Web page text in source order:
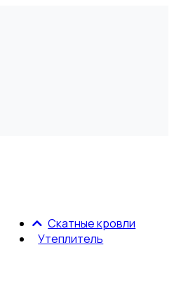
Скатные кровли
Утеплитель